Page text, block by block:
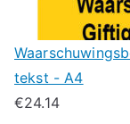
tekst - A4
€24.14